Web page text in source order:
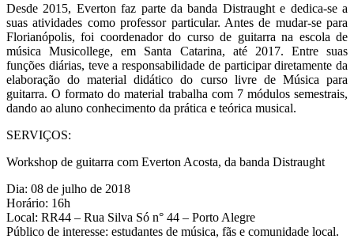
Desde 2015, Everton faz parte da banda Distraught e dedica-se a
suas atividades como professor particular. Antes de mudar-se para
Florianópolis, foi coordenador do curso de guitarra na escola de
música Musicollege, em Santa Catarina, até 2017. Entre suas
funções diárias, teve a responsabilidade de participar diretamente da
elaboração do material didático do curso livre de Música para
guitarra. O formato do material trabalha com 7 módulos semestrais,
dando ao aluno conhecimento da prática e teórica musical.
SERVIÇOS:
Workshop de guitarra com Everton Acosta, da banda Distraught
Dia: 08 de julho de 2018
Horário: 16h
Local: RR44 – Rua Silva Só n° 44 – Porto Alegre
Público de interesse: estudantes de música, fãs e comunidade local.